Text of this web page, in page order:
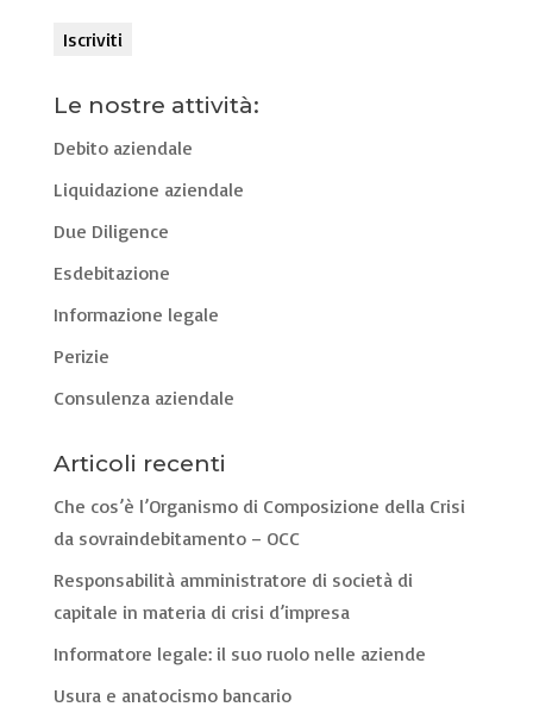
Le nostre attività:
Debito aziendale
Liquidazione aziendale
Due Diligence
Esdebitazione
Informazione legale
Perizie
Consulenza aziendale
Articoli recenti
Che cos’è l’Organismo di Composizione della Crisi
da sovraindebitamento – OCC
Responsabilità amministratore di società di
capitale in materia di crisi d’impresa
Informatore legale: il suo ruolo nelle aziende
Usura e anatocismo bancario